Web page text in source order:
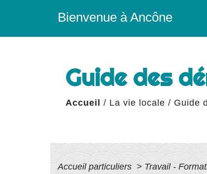
Bienvenue à Ancône
Guide des
Accueil / La vie locale / Guide
Accueil particuliers > Travail -